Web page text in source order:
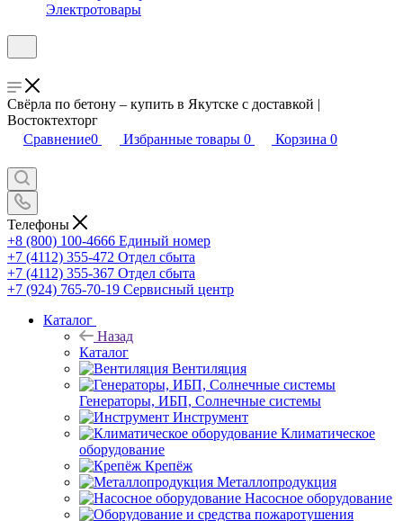
Электротовары
Свёрла по бетону – купить в Якутске с доставкой |
Востоктехторг
Сравнение0 Избранные товары 0 Корзина 0
Телефоны
+8 (800) 100-4666 Единый номер
+7 (4112) 355-472 Отдел сбыта
+7 (4112) 355-367 Отдел сбыта
+7 (924) 765-70-19 Сервисный центр
Каталог
Назад
Каталог
Вентиляция
Генераторы, ИБП, Солнечные системы
Инструмент
Климатическое
оборудование
Крепёж
Металлопродукция
Насосное оборудование